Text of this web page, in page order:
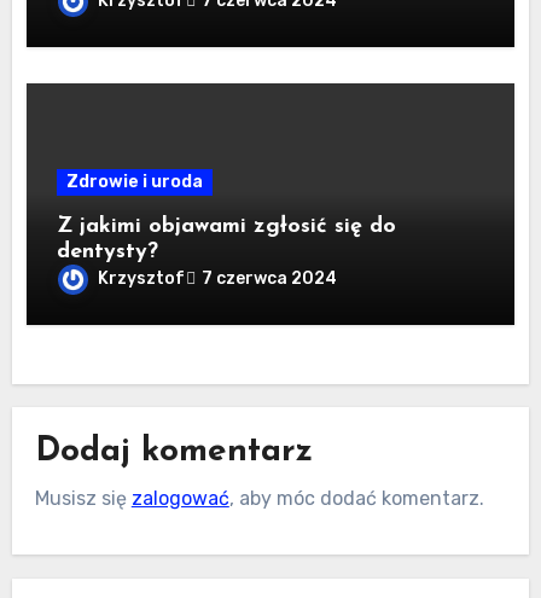
Zdrowie i uroda
Z jakimi objawami zgłosić się do
dentysty?
Krzysztof 7 czerwca 2024
Dodaj komentarz
Musisz się zalogować, aby móc dodać komentarz.